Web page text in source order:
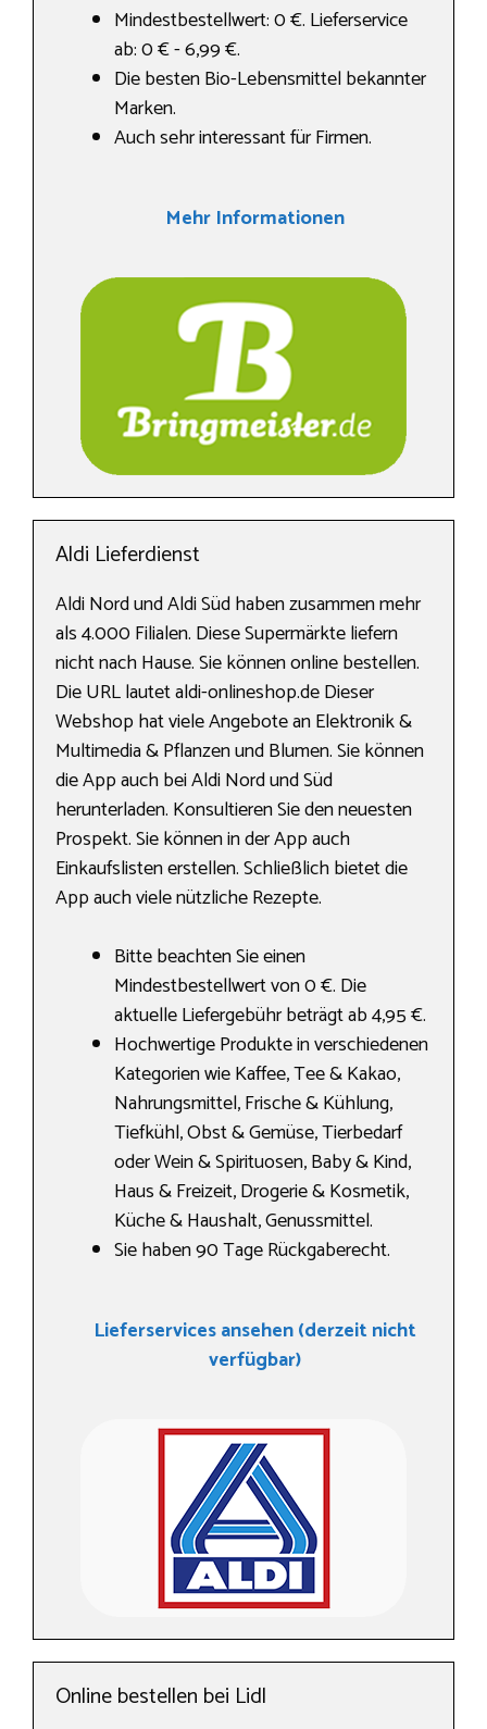
Mindestbestellwert: 0 €. Lieferservice
ab: 0 € - 6,99 €.
Die besten Bio-Lebensmittel bekannter
Marken.
Auch sehr interessant für Firmen.
Mehr Informationen
Aldi Lieferdienst
Aldi Nord und Aldi Süd haben zusammen mehr
als 4.000 Filialen. Diese Supermärkte liefern
nicht nach Hause. Sie können online bestellen.
Die URL lautet aldi-onlineshop.de Dieser
Webshop hat viele Angebote an Elektronik &
Multimedia & Pflanzen und Blumen. Sie können
die App auch bei Aldi Nord und Süd
herunterladen. Konsultieren Sie den neuesten
Prospekt. Sie können in der App auch
Einkaufslisten erstellen. Schließlich bietet die
App auch viele nützliche Rezepte.
Bitte beachten Sie einen
Mindestbestellwert von 0 €. Die
aktuelle Liefergebühr beträgt ab 4,95 €.
Hochwertige Produkte in verschiedenen
Kategorien wie Kaffee, Tee & Kakao,
Nahrungs­mittel, Frische & Kühlung,
Tiefkühl, Obst & Gemüse, Tierbedarf
oder Wein & Spirituosen, Baby & Kind,
Haus & Freizeit, Drogerie & Kosmetik,
Küche & Haushalt, Genussmittel.
Sie haben 90 Tage Rückgaberecht.
Lieferservices ansehen (derzeit nicht
verfügbar)
Online bestellen bei Lidl